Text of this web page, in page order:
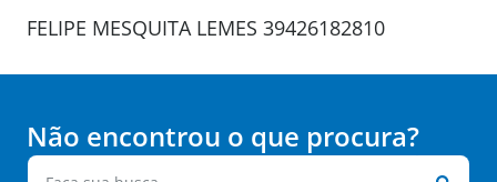
FELIPE MESQUITA LEMES 39426182810
Não encontrou o que procura?